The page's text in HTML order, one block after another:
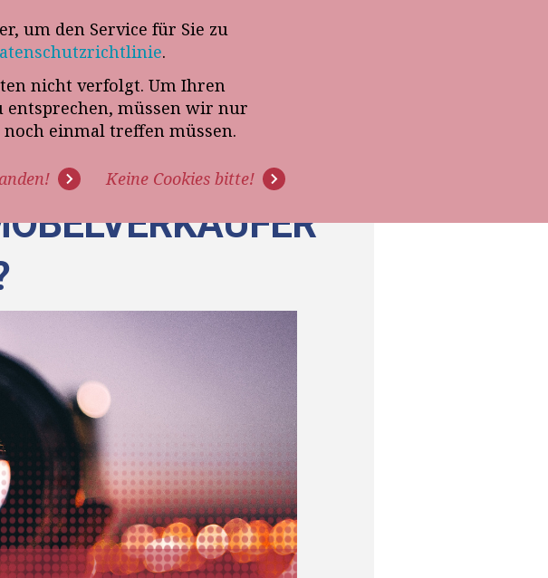
um den Service für Sie zu
.
nicht verfolgt. Um Ihren
müssen wir nur
einmal treffen müssen.
Keine Cookies bitte!
Telefon-Termin mit Thomas Witt
REFERENZEN BLOG PODCAST